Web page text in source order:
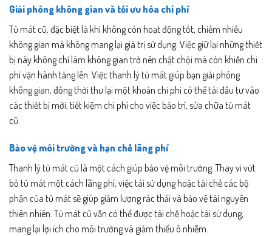
Giải phóng không gian và tối ưu hóa chi phí
Tủ mát cũ, đặc biệt là khi không còn hoạt động tốt, chiếm nhiều
không gian mà không mang lại giá trị sử dụng. Việc giữ lại những thiết
bị này không chỉ làm không gian trở nên chật chội mà còn khiến chi
phí vận hành tăng lên. Việc thanh lý tủ mát giúp bạn giải phóng
không gian, đồng thời thu lại một khoản chi phí có thể tái đầu tư vào
các thiết bị mới, tiết kiệm chi phí cho việc bảo trì, sửa chữa tủ mát
cũ.
Bảo vệ môi trường và hạn chế lãng phí
Thanh lý tủ mát cũ là một cách giúp bảo vệ môi trường. Thay vì vứt
bỏ tủ mát một cách lãng phí, việc tái sử dụng hoặc tái chế các bộ
phận của tủ mát sẽ giúp giảm lượng rác thải và bảo vệ tài nguyên
thiên nhiên. Tủ mát cũ vẫn có thể được tái chế hoặc tái sử dụng,
mang lại lợi ích cho môi trường và giảm thiểu ô nhiễm.